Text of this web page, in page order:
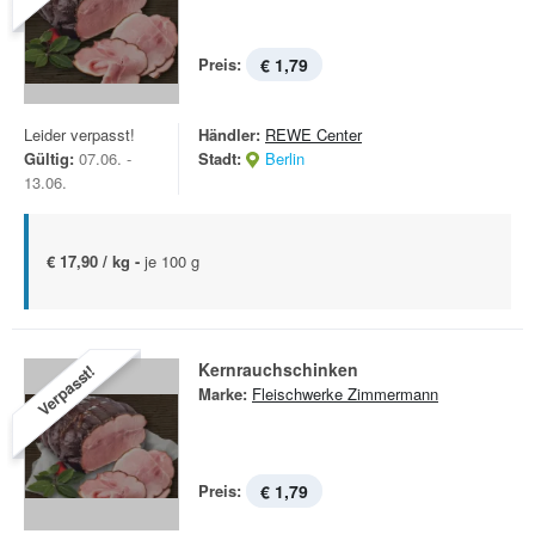
Preis: € 1,79
Leider verpasst!
Gültig: 07.06. -
13.06.
Händler: REWE Center
Stadt:
Berlin
€ 17,90 / kg - je 100 g
Verpasst! Kernrauchschinken
Marke: Fleischwerke Zimmermann
Preis: € 1,79